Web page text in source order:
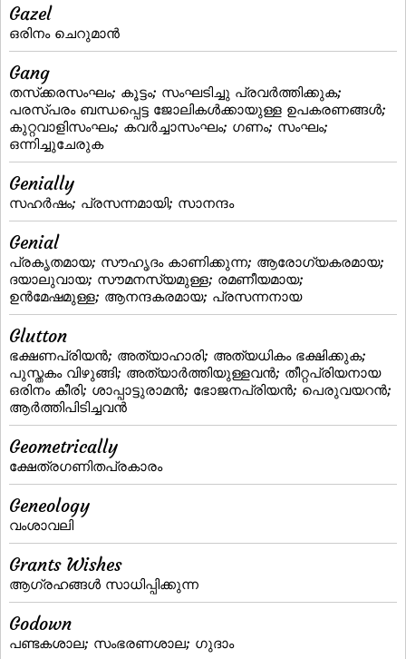
Gazel
ഒരിനം ചെറുമാന്‍
Gang
തസ്‌ക്കരസംഘം; കൂട്ടം; സംഘടിച്ചു പ്രവര്‍ത്തിക്കുക;
പരസ്പരം ബന്ധപ്പെട്ട ജോലികള്‍ക്കായുള്ള ഉപകരണങ്ങള്‍;
കുറ്റവാളിസംഘം; കവര്‍ച്ചാസംഘം; ഗണം; സംഘം;
ഒന്നിച്ചുചേരുക
Genially
സഹര്‍ഷം; പ്രസന്നമായി; സാനന്ദം
Genial
പ്രകൃതമായ; സൗഹൃദം കാണിക്കുന്ന; ആരോഗ്യകരമായ;
ദയാലുവായ; സൗമനസ്യമുള്ള; രമണീയമായ;
ഉന്‍മേഷമുള്ള; ആനന്ദകരമായ; പ്രസന്നനായ
Glutton
ഭക്ഷണപ്രിയന്‍; അത്യാഹാരി; അത്യധികം ഭക്ഷിക്കുക;
പുസ്തകം വിഴുങ്ങി; അത്യാര്‍ത്തിയുള്ളവന്‍; തീറ്റപ്രിയനായ
ഒരിനം കീരി; ശാപ്പാട്ടുരാമന്‍; ഭോജനപ്രിയന്‍; പെരുവയറന്‍;
ആര്‍ത്തിപിടിച്ചവന്‍
Geometrically
ക്ഷേത്രഗണിതപ്രകാരം
Geneology
വംശാവലി
Grants Wishes
ആഗ്രഹങ്ങള്‍ സാധിപ്പിക്കുന്ന
Godown
പണ്ടകശാല; സംഭരണശാല; ഗുദാം